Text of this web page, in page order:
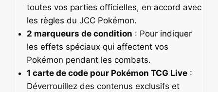
toutes vos parties officielles, en accord avec
les règles du JCC Pokémon.
2 marqueurs de condition : Pour indiquer
les effets spéciaux qui affectent vos
Pokémon pendant les combats.
1 carte de code pour Pokémon TCG Live:
Déverrouillez des contenus exclusifs et